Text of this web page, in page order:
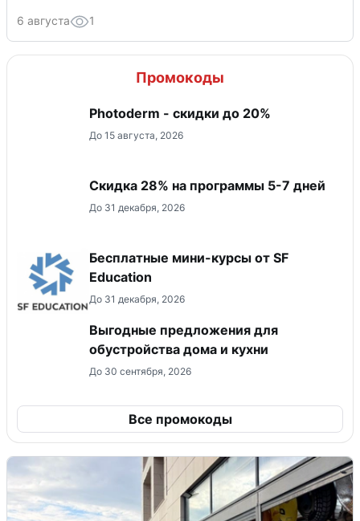
6 августа 1
Промокоды
Photoderm - скидки до 20%
До 15 августа, 2026
Скидка 28% на программы 5-7 дней
До 31 декабря, 2026
Бесплатные мини-курсы от SF
Education
До 31 декабря, 2026
Выгодные предложения для
обустройства дома и кухни
До 30 сентября, 2026
Все промокоды